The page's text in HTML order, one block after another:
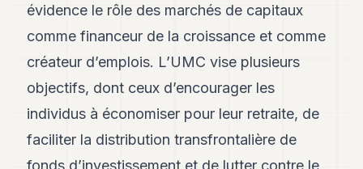
ASSOCIATIONS
CONTACT
S'ABONNER
évidence le rôle des marchés de capitaux
comme financeur de la croissance et comme
créateur d’emplois. L’UMC vise plusieurs
objectifs, dont ceux d’encourager les
individus à économiser pour leur retraite, de
faciliter la distribution transfrontalière de
fonds d’investissement et de lutter contre le